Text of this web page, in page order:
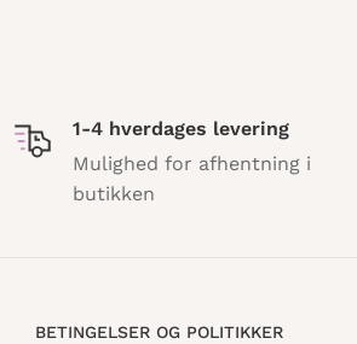
1-4 hverdages levering
Mulighed for afhentning i
butikken
BETINGELSER OG POLITIKKER